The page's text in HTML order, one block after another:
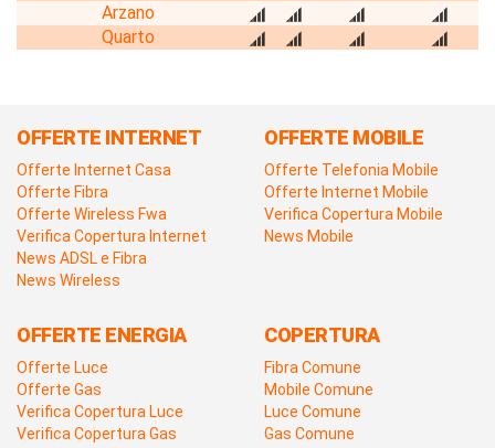
Arzano
Quarto
OFFERTE INTERNET
Offerte Internet Casa
Offerte Fibra
Offerte Wireless Fwa
Verifica Copertura Internet
News ADSL e Fibra
News Wireless
OFFERTE MOBILE
Offerte Telefonia Mobile
Offerte Internet Mobile
Verifica Copertura Mobile
News Mobile
OFFERTE ENERGIA
Offerte Luce
Offerte Gas
Verifica Copertura Luce
Verifica Copertura Gas
COPERTURA
Fibra Comune
Mobile Comune
Luce Comune
Gas Comune